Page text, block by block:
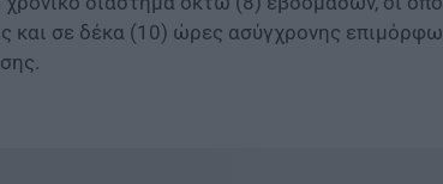
και σε δέκα (10) ώρες ασύγχρονης